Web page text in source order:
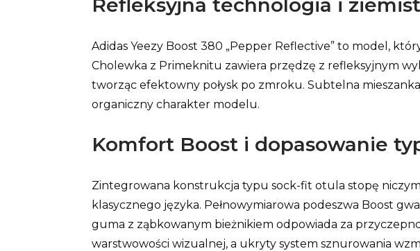
Adidas Yeezy Boost 380 „Pepper Reflective” to model,
Cholewka z Primeknitu zawiera przędzę z refleksyjnym
tworząc efektowny połysk po zmroku. Subtelna
organiczny charakter modelu.
Komfort Boost i dopasowanie
Zintegrowana konstrukcja typu sock-fit otula stopę
klasycznego języka. Pełnowymiarowa podeszwa Boost
guma z ząbkowanym bieżnikiem odpowiada za
warstwowości wizualnej, a ukryty system sznurowania